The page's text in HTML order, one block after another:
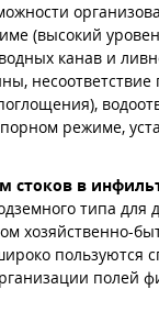
(высокий
канав и
несоответствие
режиме,
стоков в
типа для
хозяйственно-
пользуются
полей